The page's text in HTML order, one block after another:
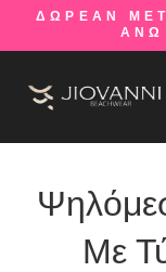
ΔΩΡΕΑΝ
ΑΝΩ
Με